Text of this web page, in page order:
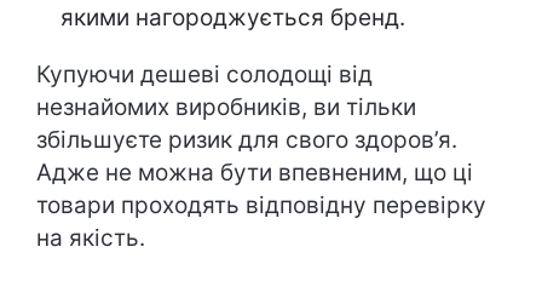
якими нагороджується бренд.
Купуючи дешеві солодощі від
незнайомих виробників, ви тільки
збільшуєте ризик для свого здоров’я.
Адже не можна бути впевненим, що ці
товари проходять відповідну перевірку
на якість.